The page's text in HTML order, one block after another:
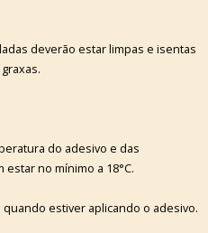
deverão estar limpas e isentas
do adesivo e das
no mínimo a 18°C.
estiver aplicando o adesivo.